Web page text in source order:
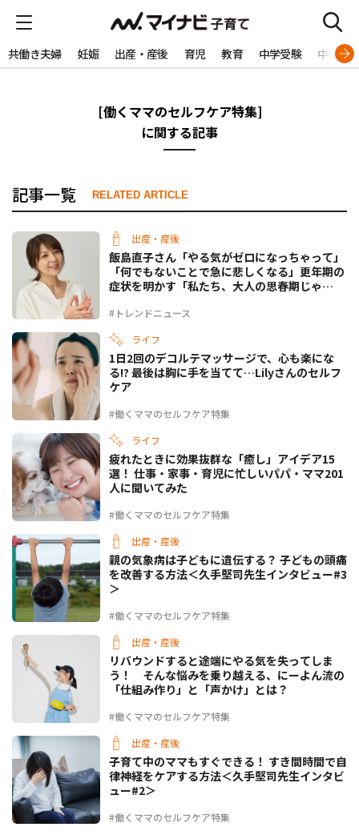
共働き夫婦 妊娠 出産・産後 育児 教育 中学受験 中学生
[働くママのセルフケア特集]
に関する記事
記事一覧 RELATED ARTICLE
出産・産後
#トレンドニュース
飯島直子さん「やる気がゼロになっちゃって」
「何でもないことで急に悲しくなる」更年期の
症状を明かす「私たち、大人の思春期じゃ
ライフ
#働くママのセルフケア特集
1日2回のデコルテマッサージで、心も楽にな
る!? 最後は胸に手を当てて…Lilyさんのセルフ
ケア
ライフ
#働くママのセルフケア特集
疲れたときに効果抜群な「癒し」アイデア15
選！ 仕事・家事・育児に忙しいパパ・ママ201
人に聞いてみた
出産・産後
#働くママのセルフケア特集
親の気象病は子どもに遺伝する？ 子どもの頭痛
を改善する方法＜久手堅司先生インタビュー#3
＞
出産・産後
#働くママのセルフケア特集
リバウンドすると途端にやる気を失ってしま
う！ そんな悩みを乗り越える、にーよん流の
「仕組み作り」と「声かけ」とは？
出産・産後
#働くママのセルフケア特集
子育て中のママもすぐできる！ すき間時間で自
律神経をケアする方法＜久手堅司先生インタビ
ュー#2＞